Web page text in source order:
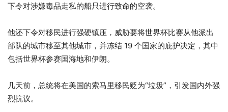
下令对涉嫌毒品走私的船只进行致命的空袭。
他还下令对移民进行强硬镇压，威胁要将世界杯比赛从他派出
部队的城市移至其他城市，并冻结 19 个国家的庇护决定，其中
包括世界杯参赛国海地和伊朗。
几天前，总统将在美国的索马里移民贬为“垃圾”，引发国内外强
烈抗议。